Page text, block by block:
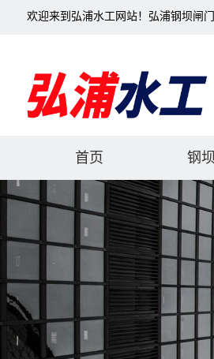
欢迎来到弘浦水工网站！弘浦钢坝闸
首页 钢